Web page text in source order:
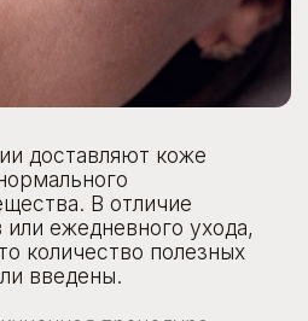
коже
В отличие
ухода,
полезных
процедура.
кожу вводится
Компоненты
обычно
кислоты, витаминов,
растений.
введения
является